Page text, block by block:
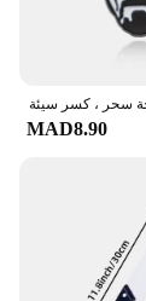
MAD8.90